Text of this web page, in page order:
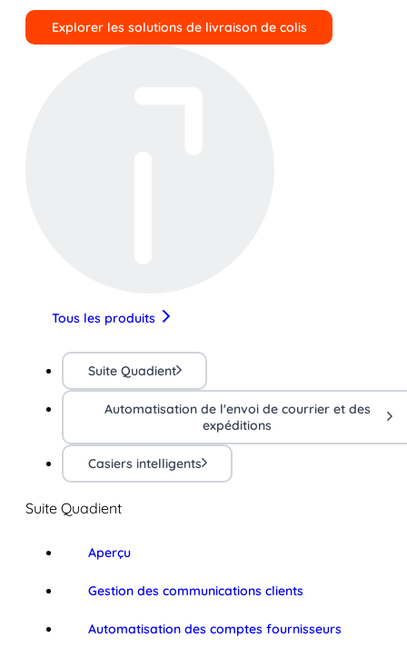
Explorer les solutions de livraison de colis
Tous les produits
Suite Quadient
Automatisation de l'envoi de courrier et des
expéditions
Casiers intelligents
Suite Quadient
Aperçu
Gestion des communications clients
Automatisation des comptes fournisseurs